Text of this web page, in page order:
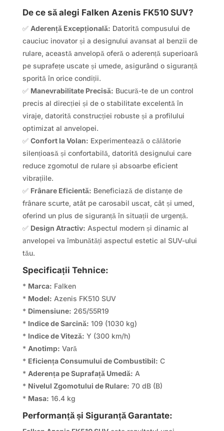
De ce să alegi Falken Azenis FK510 SUV?
✅ Aderență Excepțională: Datorită compusului de
cauciuc inovator și a designului avansat al benzii de
rulare, această anvelopă oferă o aderență superioară
pe suprafețe uscate și umede, asigurând o siguranță
sporită în orice condiții.
✅ Manevrabilitate Precisă: Bucură-te de un control
precis al direcției și de o stabilitate excelentă în
viraje, datorită construcției robuste și a profilului
optimizat al anvelopei.
✅ Confort la Volan: Experimentează o călătorie
silențioasă și confortabilă, datorită designului care
reduce zgomotul de rulare și absoarbe eficient
vibrațiile.
✅ Frânare Eficientă: Beneficiază de distanțe de
frânare scurte, atât pe carosabil uscat, cât și umed,
oferind un plus de siguranță în situații de urgență.
✅ Design Atractiv: Aspectul modern și dinamic al
anvelopei va îmbunătăți aspectul estetic al SUV-ului
tău.
Specificații Tehnice:
* Marca: Falken
* Model: Azenis FK510 SUV
* Dimensiune: 265/55R19
* Indice de Sarcină: 109 (1030 kg)
* Indice de Viteză: Y (300 km/h)
* Anotimp: Vară
* Eficiența Consumului de Combustibil: C
* Aderența pe Suprafață Umedă: A
* Nivelul Zgomotului de Rulare: 70 dB (B)
* Masa: 16.4 kg
Performanță și Siguranță Garantate: